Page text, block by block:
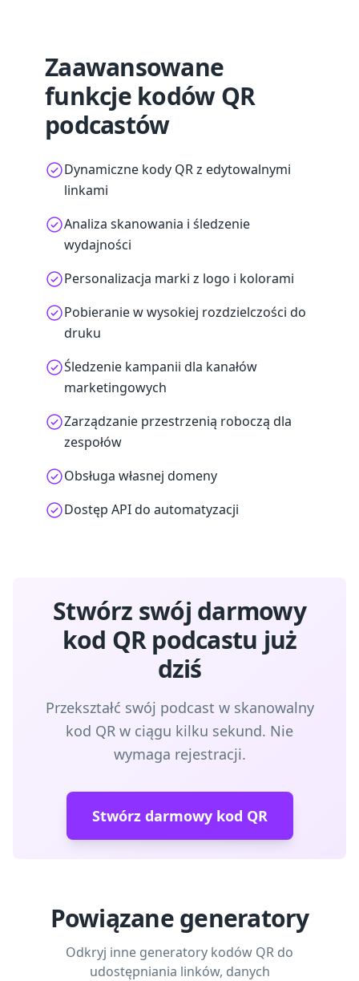
Zaawansowane
funkcje kodów QR
podcastów
Dynamiczne kody QR z edytowalnymi
linkami
Analiza skanowania i śledzenie
wydajności
Personalizacja marki z logo i kolorami
Pobieranie w wysokiej rozdzielczości do
druku
Śledzenie kampanii dla kanałów
marketingowych
Zarządzanie przestrzenią roboczą dla
zespołów
Obsługa własnej domeny
Dostęp API do automatyzacji
Stwórz swój darmowy
kod QR podcastu już
dziś
Przekształć swój podcast w skanowalny
kod QR w ciągu kilku sekund. Nie
wymaga rejestracji.
Stwórz darmowy kod QR
Powiązane generatory
Odkryj inne generatory kodów QR do
udostępniania linków, danych